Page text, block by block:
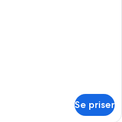
Se priser